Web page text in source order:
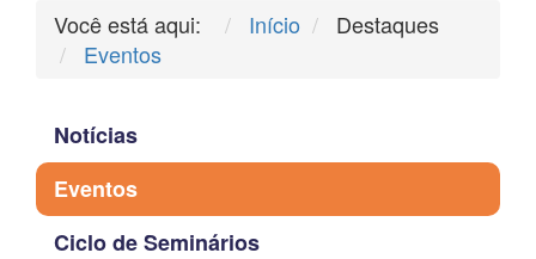
Você está aqui: Início
Destaques
Eventos
Notícias
Eventos
Ciclo de Seminários